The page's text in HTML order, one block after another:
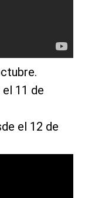
el 11 de
el 12 de